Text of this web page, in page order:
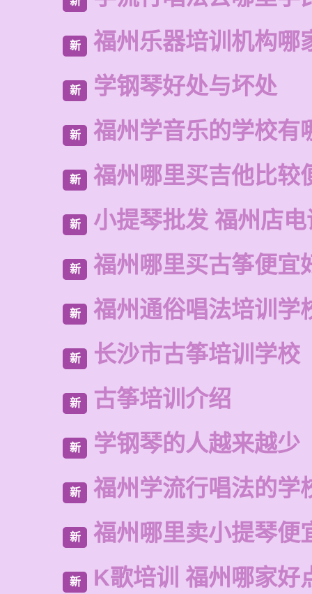
新 福州乐器培训机构哪
新 学钢琴好处与坏处
新 福州学音乐的学校有
新 福州哪里买吉他比较
新 小提琴批发 福州店
新 福州哪里买古筝便宜
新 福州通俗唱法培训学
新 长沙市古筝培训学校
新 古筝培训介绍
新 学钢琴的人越来越少
新 福州学流行唱法的学
新 福州哪里卖小提琴便
新 K歌培训 福州哪家好